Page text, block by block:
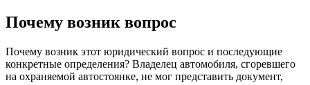
Почему возник вопрос
Почему возник этот юридический вопрос и последующие
конкретные определения? Владелец автомобиля, сгоревшего
на охраняемой автостоянке, не мог представить документ,